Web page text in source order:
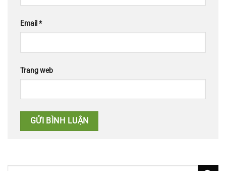
Email *
Trang web